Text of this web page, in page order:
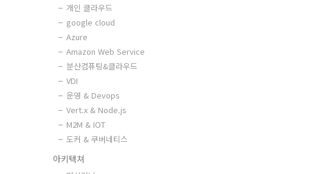
개인 클라우드
google cloud
Azure
Amazon Web Service
분산컴퓨팅&클라우드
VDI
운영 & Devops
Vert.x & Node.js
M2M & IOT
도커 & 쿠버네티스
아키텍쳐